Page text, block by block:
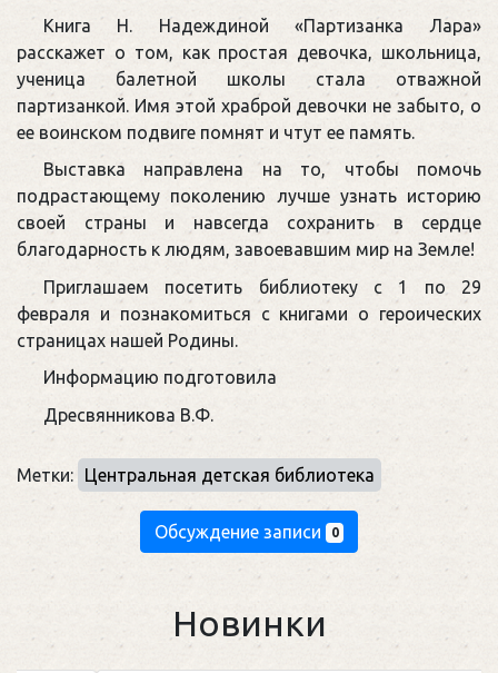
Книга Н. Надеждиной «Партизанка Лара»
расскажет о том, как простая девочка, школьница,
ученица балетной школы стала отважной
партизанкой. Имя этой храброй девочки не забыто, о
ее воинском подвиге помнят и чтут ее память.
Выставка направлена на то, чтобы помочь
подрастающему поколению лучше узнать историю
своей страны и навсегда сохранить в сердце
благодарность к людям, завоевавшим мир на Земле!
Приглашаем посетить библиотеку с 1 по 29
февраля и познакомиться с книгами о героических
страницах нашей Родины.
Информацию подготовила
Дресвянникова В.Ф.
Метки: Центральная детская библиотека
Обсуждение записи 0
Новинки